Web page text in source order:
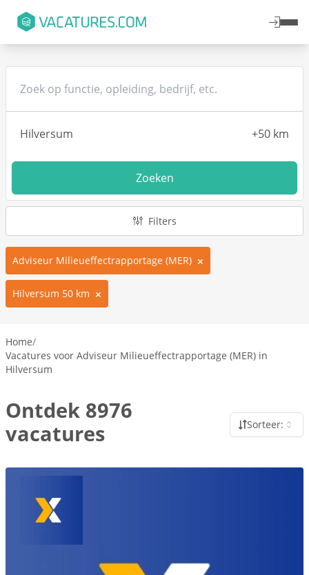
Zoeken
Filters
Adviseur Milieueffectrapportage (MER)
Hilversum 50 km
Home/
Vacatures voor Adviseur Milieueffectrapportage (MER) in
Hilversum
Ontdek 8976
vacatures
Sorteer: